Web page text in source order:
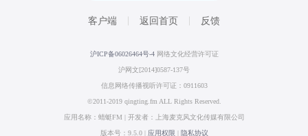
客户端 返回首页 反馈
沪ICP备06026464号-4 网络文化经营许可证
沪网文[2014]0587-137号
信息网络传播视听许可证：0911603
©2011-2019 qingting.fm ALL Rights Reserved.
应用名称：蜻蜓FM | 开发者：上海麦克风文化传媒有限公司
版本号：9.5.0 | 应用权限 隐私协议